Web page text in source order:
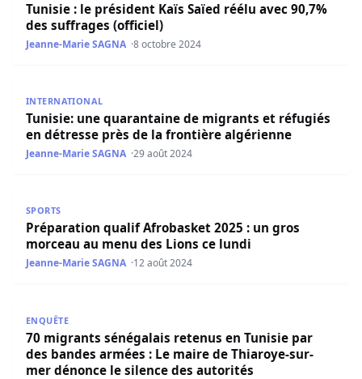
Tunisie : le président Kaïs Saïed réélu avec 90,7%
des suffrages (officiel)
Jeanne-Marie SAGNA 8 octobre 2024
INTERNATIONAL
Tunisie: une quarantaine de migrants et réfugiés
en détresse près de la frontière algérienne
Jeanne-Marie SAGNA 29 août 2024
SPORTS
Préparation qualif Afrobasket 2025 : un gros
morceau au menu des Lions ce lundi
Jeanne-Marie SAGNA 12 août 2024
ENQUÊTE
70 migrants sénégalais retenus en Tunisie par
des bandes armées : Le maire de Thiaroye-sur-
mer dénonce le silence des autorités